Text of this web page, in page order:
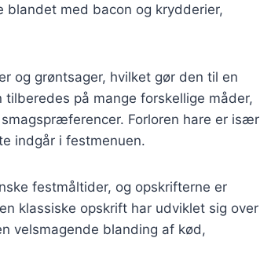
blandet med bacon og krydderier,
og grøntsager, hvilket gør den til en
på mange forskellige måder,
Forloren hare er især
indgår i festmenuen.
festmåltider, og opskrifterne er
klassiske opskrift har udviklet sig over
velsmagende blanding af kød,